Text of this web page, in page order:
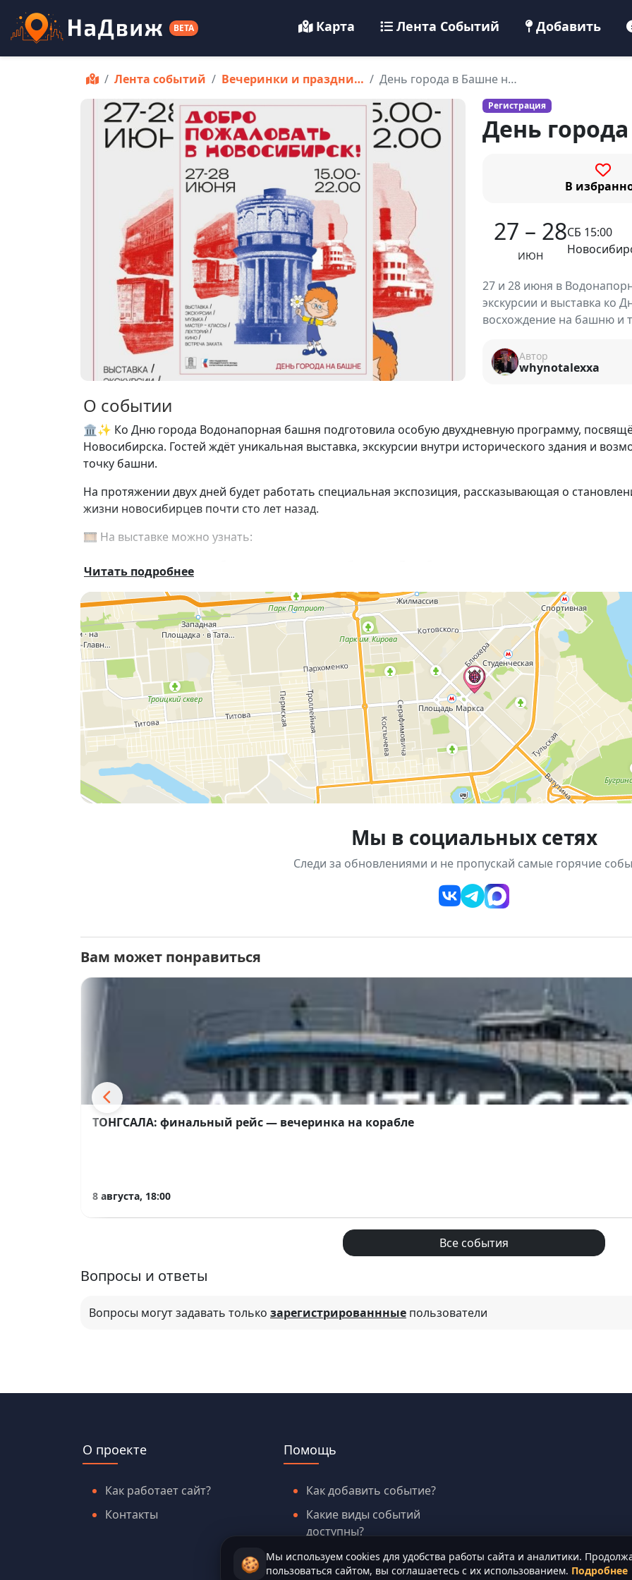
BETA Карта Лента Событий Добавить
Лента событий Вечеринки и праздни… День города в Башне н…
Регистрация
День
В
27 – 28
ИЮН
СБ 15:00
27 и 28 июня в
экскурсии и выставка ко
восхождение на башню и
Автор
whynotalexxa
О событии
🏛✨ Ко Дню города Водонапорная башня подготовила особую двухдневную программу,
Новосибирска. Гостей ждёт уникальная выставка, экскурсии внутри исторического здания и
точку башни.
На протяжении двух дней будет работать специальная экспозиция, рассказывающая о
жизни новосибирцев почти сто лет назад.
🎞️ На выставке можно узнать:
• почему Водонапорная башня стала важным объектом Левобережья;
• что такое соцгорода и какие здания входили в их систему;
• как формировался быт жителей Новосибирска в начале XX века;
• какие кинотеатры и культурные пространства посещали горожане;
• как развивался крупнейший завод Левого берега и какую роль он сыграл в истории города.
🚶 Главной частью программы станут экскурсии по башне с подъёмом на верхний уровень здания.
Особенным событием станет театрализованная экскурсия от молодёжного театра «Млечный
актёрскую игру, интерактивный сюжет и квест по поиску главной тайны здания.
⏳ Продолжительность экскурсии: 50 минут
В субботу пройдет открытие нескольких выставочных проектов, будет проведен ряд
башни, состоится открытый лекторий и квартирник
В воскресенье вас ждет большой музыкальный концерт, мастер-классы, экскурсии, а также
— места на экскурсии традиционно
высоты! 🏛🎞️✨
Читать подробнее
Мы в социальных сетях
Следи за обновлениями и не пропускай самые горячие
Вам может понравиться
ТОНГСАЛА: финальный рейс — вечеринка на корабле
8 августа, 18:00
Все события
Вопросы и ответы
Вопросы могут задавать только зарегистрированнные пользователи
О проекте
Как работает сайт?
Контакты
Помощь
Как добавить событие?
Какие виды событий
доступны?
🍪 Мы используем cookies для удобства работы сайта и аналитики.
пользоваться сайтом, вы соглашаетесь с их использованием. Подробнее